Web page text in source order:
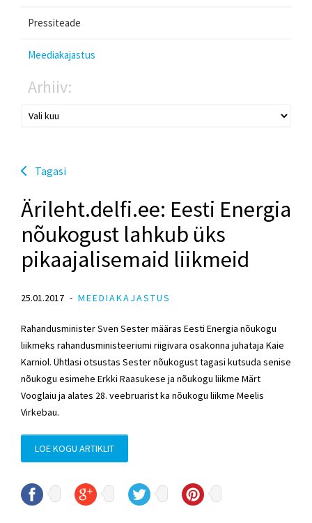
Pressiteade
Meediakajastus
Arhiiv:
Tagasi
Ärileht.delfi.ee: Eesti Energia
nõukogust lahkub üks
pikaajalisemaid liikmeid
25.01.2017 MEEDIAKAJASTUS
Rahandusminister Sven Sester määras Eesti Energia nõukogu
liikmeks rahandusministeeriumi riigivara osakonna juhataja Kaie
Karniol. Ühtlasi otsustas Sester nõukogust tagasi kutsuda senise
nõukogu esimehe Erkki Raasukese ja nõukogu liikme Märt
Vooglaiu ja alates 28. veebruarist ka nõukogu liikme Meelis
Virkebau.
LOE KOGU ARTIKLIT